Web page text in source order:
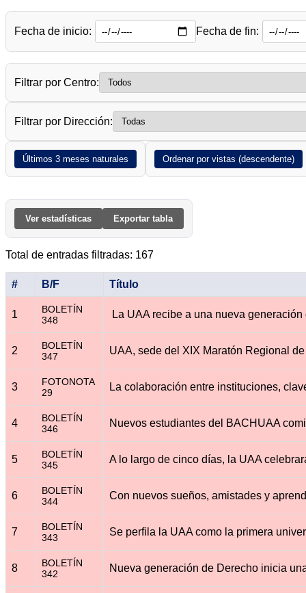
Fecha de inicio: Fecha de fin:
Filtrar por Centro:
Filtrar por Dirección:
Últimos 3 meses naturales Ordenar por vistas (descendente)
Ver estadísticas Exportar tabla
Total de entradas filtradas: 167
# B/F Título
1
BOLETÍN
348
2
BOLETÍN
347
3
FOTONOTA
29
4
BOLETÍN
346
5
BOLETÍN
345
6
BOLETÍN
344
7
BOLETÍN
343
8
BOLETÍN
342